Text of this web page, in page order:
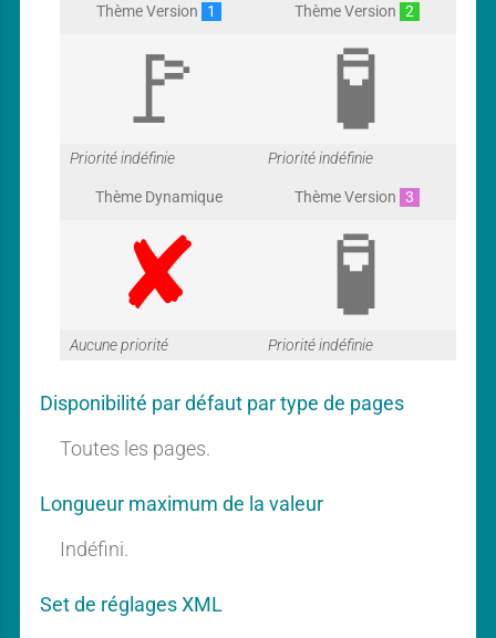
Thème Version 1
G
a
r
a
Priorité indéfinie
Thème Version 2
G
a
r
Priorité indéfinie
Thème Dynamique
G
a
r
Aucune priorité
Thème Version 3
G
Priorité indéfinie
Disponibilité par défaut par type de pages
Toutes les pages.
Longueur maximum de la valeur
Indéfini.
Set de réglages XML